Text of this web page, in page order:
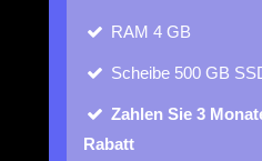
RAM 4 GB
Scheibe 500 GB
Zahlen Sie 3
Rabatt